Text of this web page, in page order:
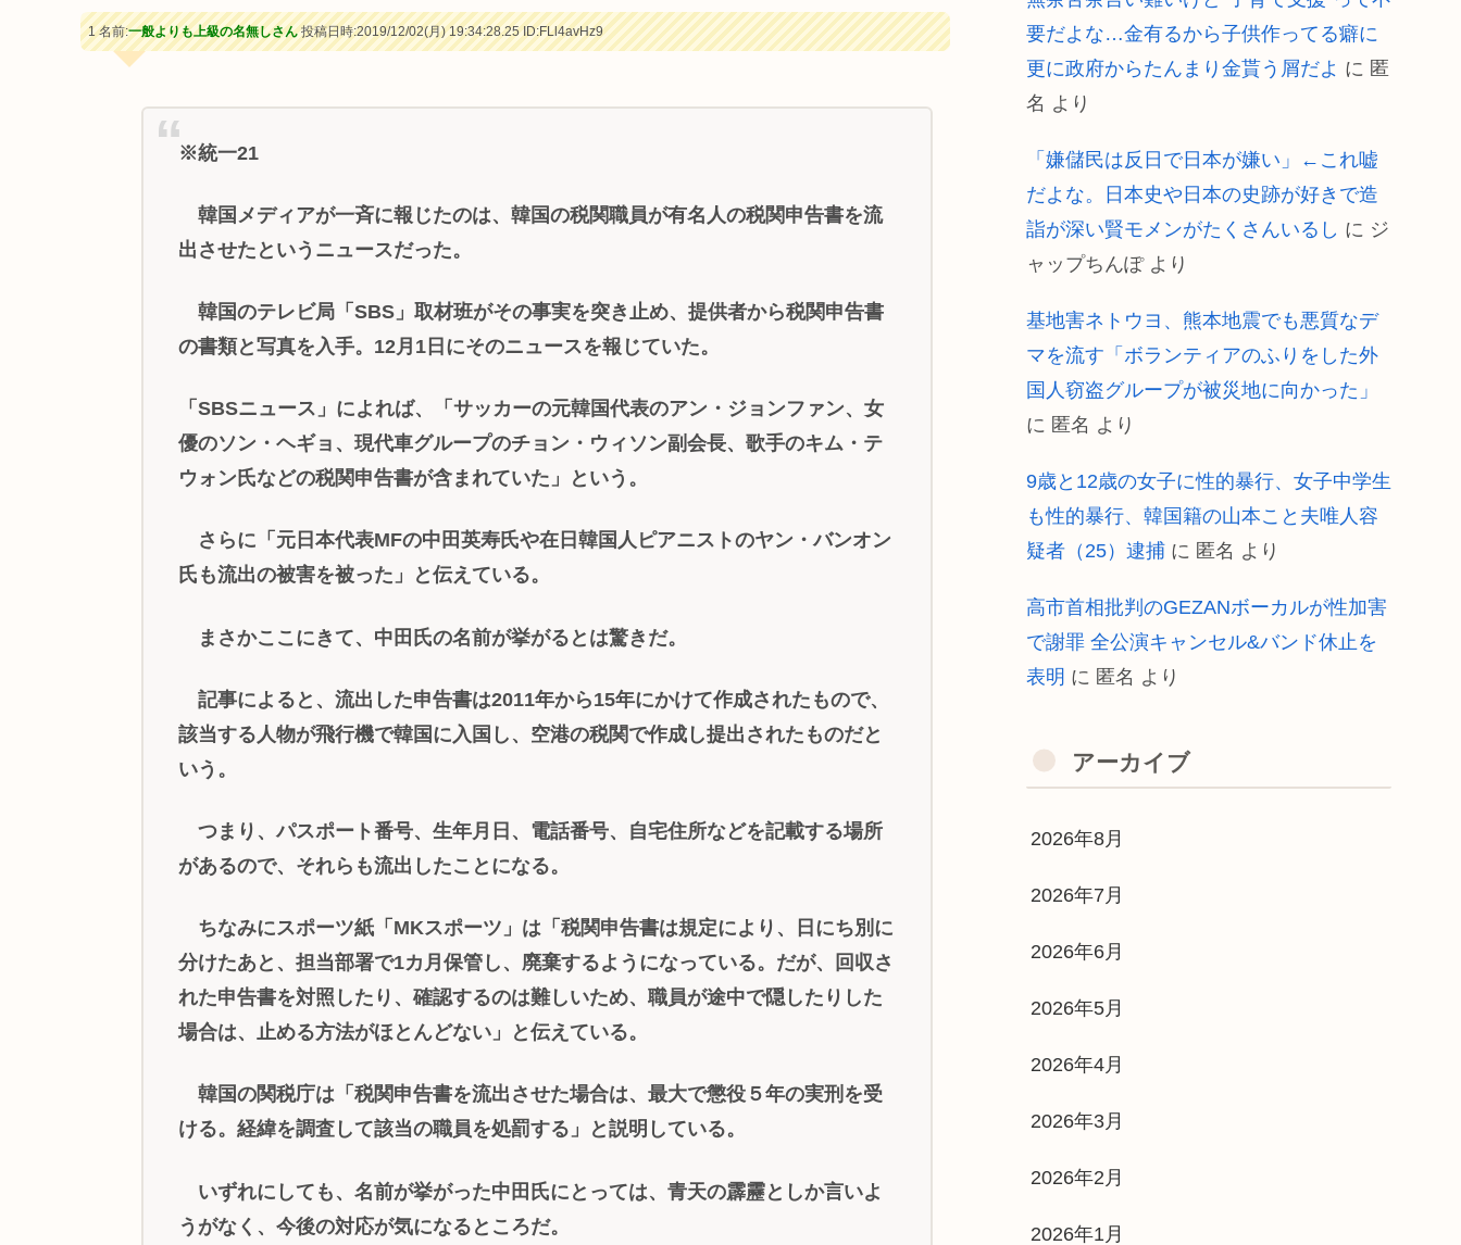
1 名前:一般よりも上級の名無しさん投稿日時:2019/12/02(月) 19:34:28.25ID:FLl4avHz9
※統一21
韓国メディアが一斉に報じたのは、韓国の税関職員が有名人の税関申告書を流
出させたというニュースだった。
韓国のテレビ局「SBS」取材班がその事実を突き止め、提供者から税関申告書
の書類と写真を入手。12月1日にそのニュースを報じていた。
「SBSニュース」によれば、「サッカーの元韓国代表のアン・ジョンファン、女
優のソン・ヘギョ、現代車グループのチョン・ウィソン副会長、歌手のキム・テ
ウォン氏などの税関申告書が含まれていた」という。
さらに「元日本代表MFの中田英寿氏や在日韓国人ピアニストのヤン・バンオン
氏も流出の被害を被った」と伝えている。
まさかここにきて、中田氏の名前が挙がるとは驚きだ。
記事によると、流出した申告書は2011年から15年にかけて作成されたもので、
該当する人物が飛行機で韓国に入国し、空港の税関で作成し提出されたものだと
いう。
つまり、パスポート番号、生年月日、電話番号、自宅住所などを記載する場所
があるので、それらも流出したことになる。
ちなみにスポーツ紙「MKスポーツ」は「税関申告書は規定により、日にち別に
分けたあと、担当部署で1カ月保管し、廃棄するようになっている。だが、回収さ
れた申告書を対照したり、確認するのは難しいため、職員が途中で隠したりした
場合は、止める方法がほとんどない」と伝えている。
韓国の関税庁は「税関申告書を流出させた場合は、最大で懲役５年の実刑を受
ける。経緯を調査して該当の職員を処罰する」と説明している。
いずれにしても、名前が挙がった中田氏にとっては、青天の霹靂としか言いよ
うがなく、今後の対応が気になるところだ。
要だよな…金有るから子供作ってる癖に
更に政府からたんまり金貰う屑だよ に 匿
名 より
「嫌儲民は反日で日本が嫌い」←これ嘘
だよな。日本史や日本の史跡が好きで造
詣が深い賢モメンがたくさんいるし に ジ
ャップちんぽより
基地害ネトウヨ、熊本地震でも悪質なデ
マを流す「ボランティアのふりをした外
国人窃盗グループが被災地に向かった」
に 匿名 より
9歳と12歳の女子に性的暴行、女子中学生
も性的暴行、韓国籍の山本こと夫唯人容
疑者（25）逮捕 に 匿名 より
高市首相批判のGEZANボーカルが性加害
で謝罪 全公演キャンセル&バンド休止を
表明 に 匿名 より
アーカイブ
2026年8月
2026年7月
2026年6月
2026年5月
2026年4月
2026年3月
2026年2月
2026年1月